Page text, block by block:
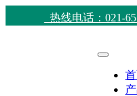
热线电话：021-